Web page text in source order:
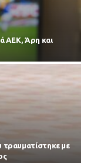
ΑΕΚ, Άρη και
τραυματίστηκε με